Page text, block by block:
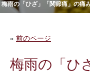
梅雨の「ひざ」「関節痛」の痛
« 前のページ
梅雨の「ひ